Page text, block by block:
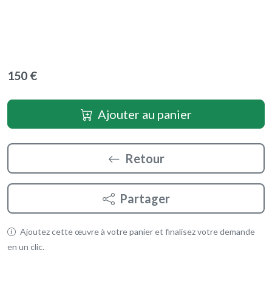
150 €
Ajouter au panier
Retour
Partager
Ajoutez cette œuvre à votre panier et finalisez votre demande
en un clic.